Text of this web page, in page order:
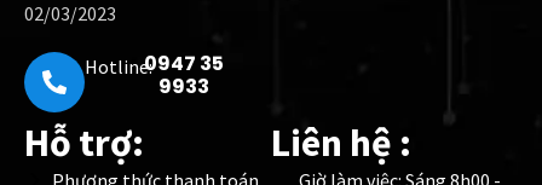
02/03/2023
Hotline:0947 35
9933
Hỗ trợ: Liên hệ :